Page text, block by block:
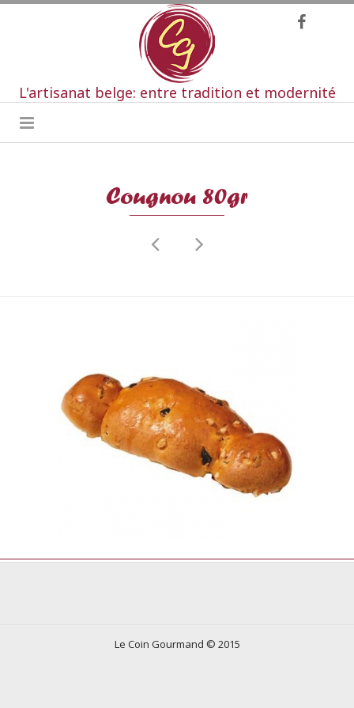
L'artisanat belge: entre tradition et modernité
Cougnou 80gr
Le Coin Gourmand © 2015